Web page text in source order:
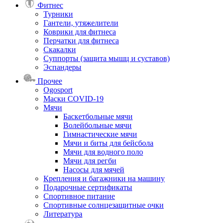
Фитнес
Турники
Гантели, утяжелители
Коврики для фитнеса
Перчатки для фитнеса
Скакалки
Суппорты (защита мышц и суставов)
Эспандеры
Прочее
Ogosport
Маски COVID-19
Мячи
Баскетбольные мячи
Волейбольные мячи
Гимнастические мячи
Мячи и биты для бейсбола
Мячи для водного поло
Мячи для регби
Насосы для мячей
Крепления и багажники на машину
Подарочные сертификаты
Спортивное питание
Спортивные солнцезащитные очки
Литература